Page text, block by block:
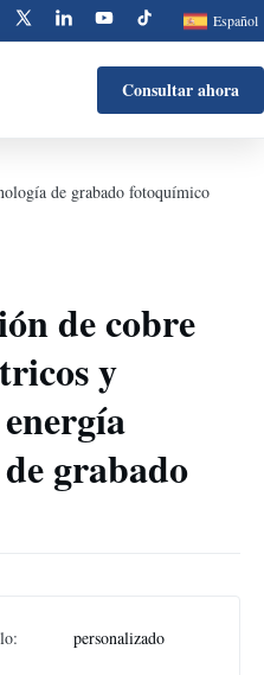
Español
Consultar ahora
de grabado fotoquímico
de cobre
y
grabado
personalizado